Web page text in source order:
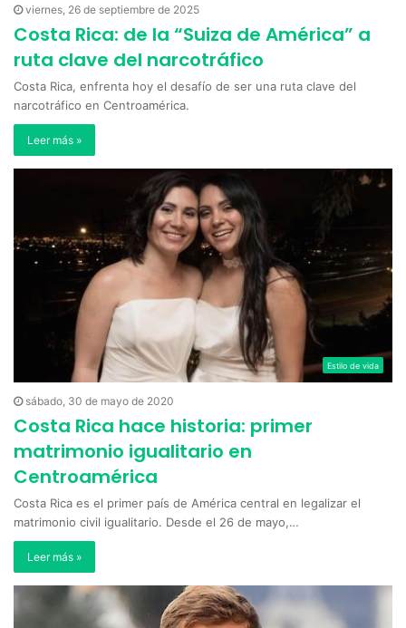
viernes, 26 de septiembre de 2025
Costa Rica: de la “Suiza de América” a
ruta clave del narcotráfico
Costa Rica, enfrenta hoy el desafío de ser una ruta clave del
narcotráfico en Centroamérica.
Leer más »
Estilo de vida
sábado, 30 de mayo de 2020
Costa Rica hace historia: primer
matrimonio igualitario en
Centroamérica
Costa Rica es el primer país de América central en legalizar el
matrimonio civil igualitario. Desde el 26 de mayo,…
Leer más »